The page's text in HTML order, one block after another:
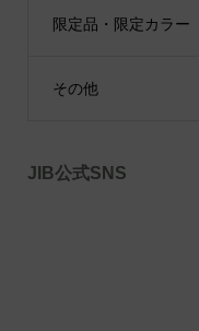
限定品・限定カラー
その他
JIB公式SNS